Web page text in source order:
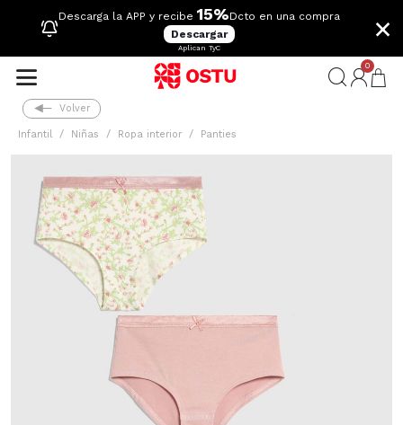
Descarga la APP y recibe 15%Dcto en una compra
Descargar
Aplican TyC
×
0
Volver
Infantil Niñas Ropa interior Panties